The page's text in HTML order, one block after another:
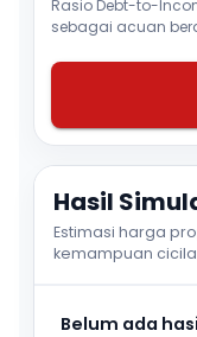
Rasio Debt-to-
sebagai acuan
Hasil
Estimasi harga
kemampuan
Belum ada